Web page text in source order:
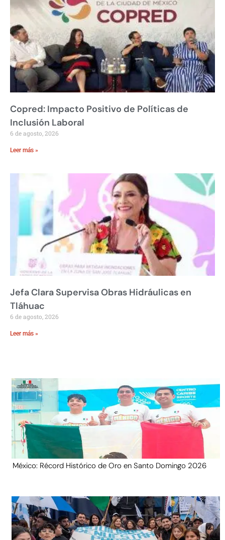
Copred: Impacto Positivo de Políticas de
Inclusión Laboral
6 de agosto, 2026
Leer más »
Jefa Clara Supervisa Obras Hidráulicas en
Tláhuac
6 de agosto, 2026
Leer más »
México: Récord Histórico de Oro en Santo Domingo 2026